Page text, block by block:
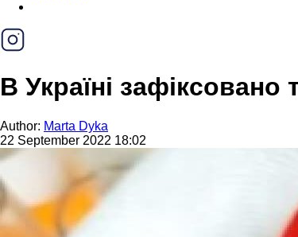
В Україні зафіксовано
Author: Marta Dyka
22 September 2022 18:02